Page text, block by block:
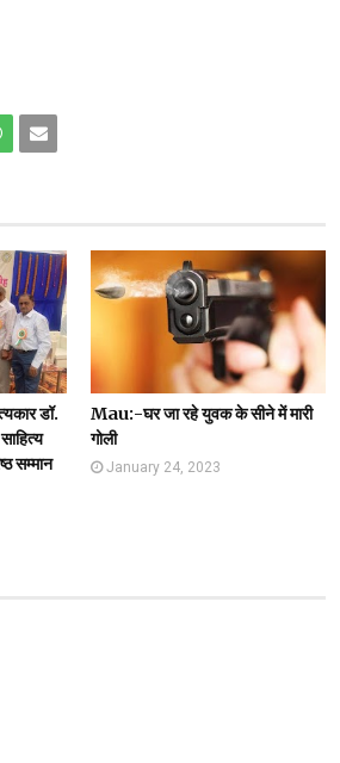
डॉ.
सम्मान
Mau:-घर जा रहे युवक के सीने में मारी
गोली
January 24, 2023